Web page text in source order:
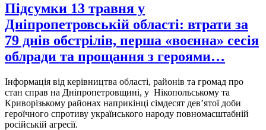
Підсумки 13 травня у
Дніпропетровській області: втрати за
79 днів обстрілів, перша «воєнна» сесія
облради та прощання з героями…
Інформація від керівництва області, районів та громад про
стан справ на Дніпропетровщині, у Нікопольському та
Криворізькому районах наприкінці сімдесят дев’ятої доби
героїчного спротиву українського народу повномасштабній
російській агресії.